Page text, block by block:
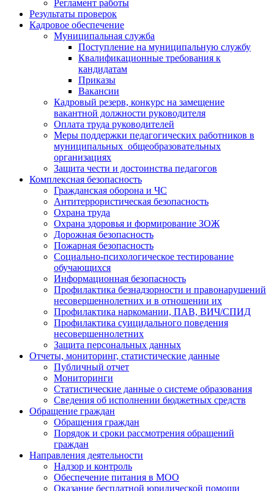
Регламент работы
Результаты проверок
Кадровое обеспечение
Муниципальная служба
Поступление на муниципальную службу
Квалификационные требования к
кандидатам
Приказы
Вакансии
Кадровый резерв, конкурс на замещение
вакантной должности руководителя
Оплата труда руководителей
Меры поддержки педагогических работников в
муниципальных общеобразовательных
организациях
Защита чести и достоинства педагогов
Комплексная безопасность
Гражданская оборона и ЧС
Антитеррористическая безопасность
Охрана труда
Охрана здоровья и формирование ЗОЖ
Дорожная безопасность
Пожарная безопасность
Социально-психологическое тестирование
обучающихся
Информационная безопасность
Профилактика безнадзорности и правонарушений
несовершеннолетних и в отношении их
Профилактика наркомании, ПАВ, ВИЧ/СПИД
Профилактика суицидального поведения
несовершеннолетних
Защита персональных данных
Отчеты, мониторинг, статистические данные
Публичный отчет
Мониторинги
Статистические данные о системе образования
Сведения об исполнении бюджетных средств
Обращение граждан
Обращения граждан
Порядок и сроки рассмотрения обращений
граждан
Направления деятельности
Надзор и контроль
Обеспечение питания в МОО
Оказание бесплатной юридической помощи